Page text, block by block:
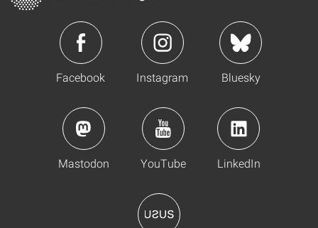
Facebook Instagram Bluesky
Mastodon YouTube LinkedIn